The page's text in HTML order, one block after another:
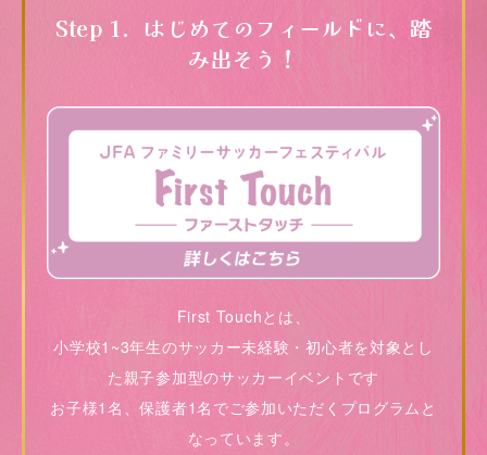
Step 1．はじめてのフィールドに、踏
み出そう！
First Touchとは、
小学校1~3年生のサッカー未経験・初心者を対象とし
た親子参加型のサッカーイベントです
お子様1名、保護者1名でご参加いただくプログラムと
なっています。